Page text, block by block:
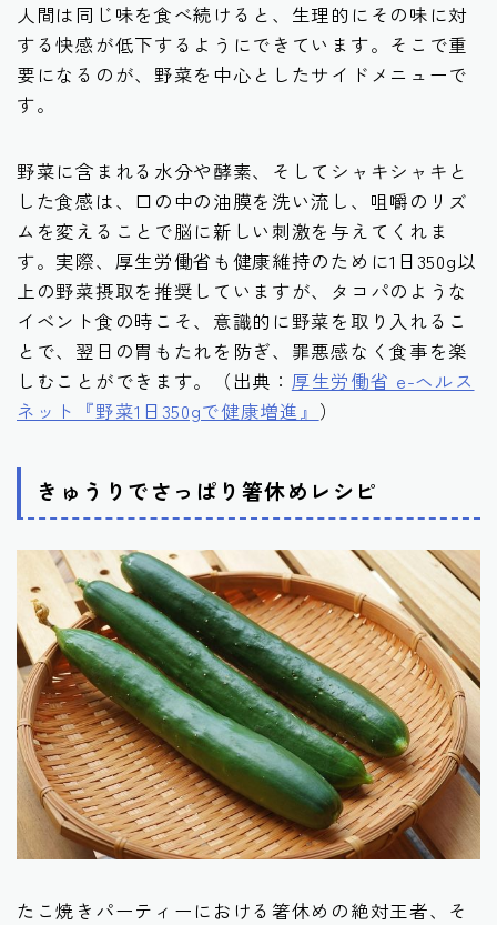
人間は同じ味を食べ続けると、生理的にその味に対
する快感が低下するようにできています。そこで重
要になるのが、野菜を中心としたサイドメニューで
す。
野菜に含まれる水分や酵素、そしてシャキシャキと
した食感は、口の中の油膜を洗い流し、咀嚼のリズ
ムを変えることで脳に新しい刺激を与えてくれま
す。実際、厚生労働省も健康維持のために1日350g以
上の野菜摂取を推奨していますが、タコパのような
イベント食の時こそ、意識的に野菜を取り入れるこ
とで、翌日の胃もたれを防ぎ、罪悪感なく食事を楽
しむことができます。（出典： 厚生労働省 e-ヘルス
ネット『野菜1日350gで健康増進』 ）
きゅうりでさっぱり箸休めレシピ
たこ焼きパーティーにおける箸休めの絶対王者、そ